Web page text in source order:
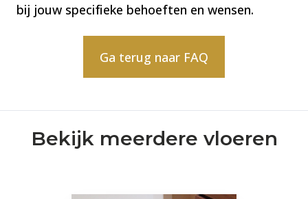
bij jouw specifieke behoeften en wensen.
Ga terug naar FAQ
Bekijk meerdere vloeren